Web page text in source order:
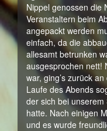
Nippel genossen die
Veranstaltern beim
angepackt werden
einfach, da die
allesamt betrunken
ausgesprochen nett!
war, ging’s zurück
Laufe des Abends
der sich bei
hatte. Nach einigen
und es wurde